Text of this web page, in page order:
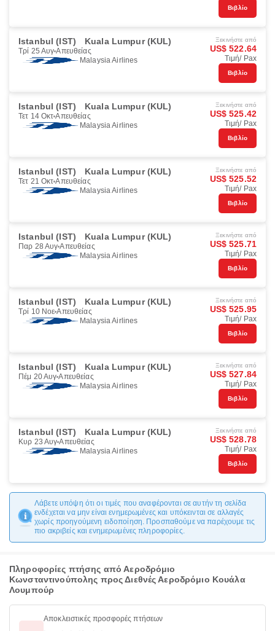
Βιβλίο
Istanbul (IST) Kuala Lumpur (KUL)
Τρί 25 Αυγ Απευθείας
Malaysia Airlines
Ξεκινήστε από
US$ 522.64
Τιμή/ Pax
Βιβλίο
Istanbul (IST) Kuala Lumpur (KUL)
Τετ 14 Οκτ Απευθείας
Malaysia Airlines
Ξεκινήστε από
US$ 525.42
Τιμή/ Pax
Βιβλίο
Istanbul (IST) Kuala Lumpur (KUL)
Τετ 21 Οκτ Απευθείας
Malaysia Airlines
Ξεκινήστε από
US$ 525.52
Τιμή/ Pax
Βιβλίο
Istanbul (IST) Kuala Lumpur (KUL)
Παρ 28 Αυγ Απευθείας
Malaysia Airlines
Ξεκινήστε από
US$ 525.71
Τιμή/ Pax
Βιβλίο
Istanbul (IST) Kuala Lumpur (KUL)
Τρί 10 Νοε Απευθείας
Malaysia Airlines
Ξεκινήστε από
US$ 525.95
Τιμή/ Pax
Βιβλίο
Istanbul (IST) Kuala Lumpur (KUL)
Πέμ 20 Αυγ Απευθείας
Malaysia Airlines
Ξεκινήστε από
US$ 527.84
Τιμή/ Pax
Βιβλίο
Istanbul (IST) Kuala Lumpur (KUL)
Κυρ 23 Αυγ Απευθείας
Malaysia Airlines
Ξεκινήστε από
US$ 528.78
Τιμή/ Pax
Βιβλίο
Λάβετε υπόψη ότι οι τιμές που αναφέρονται σε αυτήν τη σελίδα
ενδέχεται να μην είναι ενημερωμένες και υπόκεινται σε αλλαγές
χωρίς προηγούμενη ειδοποίηση. Προσπαθούμε να παρέχουμε τις
πιο ακριβείς και ενημερωμένες πληροφορίες.
Πληροφορίες πτήσης από Αεροδρόμιο
Κωνσταντινούπολης προς Διεθνές Αεροδρόμιο Κουάλα
Λουμπούρ
Αποκλειστικές προσφορές πτήσεων